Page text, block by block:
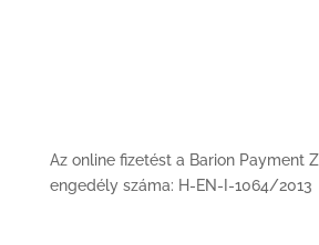
Az online fizetést a Barion Payment
engedély száma: H-EN-I-1064/2013